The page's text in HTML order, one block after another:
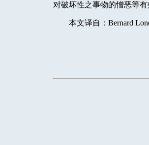
对破坏性之事物的憎恶等
本文译自： Bernard